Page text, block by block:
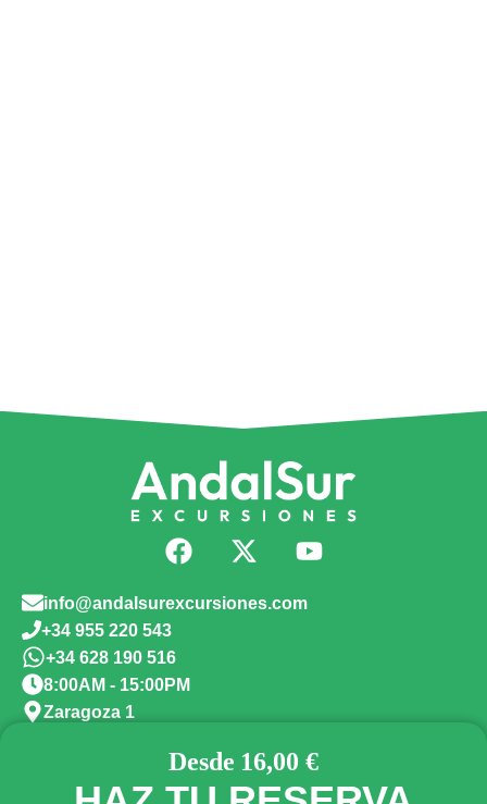
16,00 €
info@andalsurexcursiones.com
+34 955 220 543
+34 628 190 516
8:00AM - 15:00PM
Zaragoza 1
Política de privacidad Política de cookies
Condiciones generales Aviso Legal